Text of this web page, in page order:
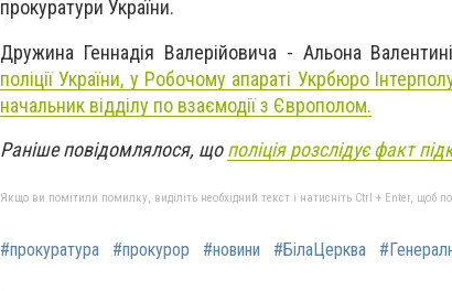
прокуратури України.
Дружина Геннадія Валерійовича - Альона
поліції України, у Робочому апараті Укрбюро
начальник відділу по взаємодії з Європолом.
Раніше повідомлялося, щополіція розслідує факт
Якщо ви помітили помилку, виділіть необхідний текст і натисніть Ctrl + Enter, щоб
#прокуратура #прокурор #новини #БілаЦерква